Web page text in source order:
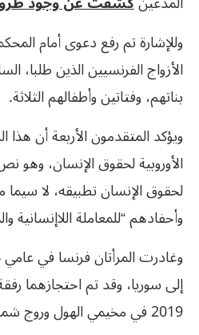
وللإشارة تم رفع دعوى أمام
الأزواج الفرنسيين الذين طلبا،
بناتهم، وفتاتين وأطفالهم الثلاثة.
ويؤكد المتقدمون الأربعة أن هذا
الأوروبية لحقوق الإنسان، وهو
لحقوق الإنسان تطبيقه، لا
وأحفادهم “للمعاملة اللاإنسانية
إلى سوريا، وقد تم احتجازهما
2019 في مخيمي الهول وروج شمال شرق سوريا.